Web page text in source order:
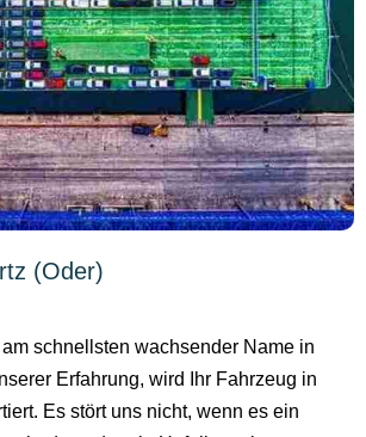
(Oder)
schnellsten wachsender Name in
Erfahrung, wird Ihr Fahrzeug in
Es stört uns nicht, wenn es ein